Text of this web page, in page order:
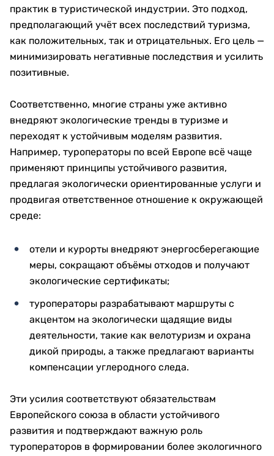
практик в туристической индустрии. Это подход,
предполагающий учёт всех последствий туризма,
как положительных, так и отрицательных. Его цель —
минимизировать негативные последствия и усилить
позитивные.
Соответственно, многие страны уже активно
внедряют экологические тренды в туризме и
переходят к устойчивым моделям развития.
Например, туроператоры по всей Европе всё чаще
применяют принципы устойчивого развития,
предлагая экологически ориентированные услуги и
продвигая ответственное отношение к окружающей
среде:
отели и курорты внедряют энергосберегающие
меры, сокращают объёмы отходов и получают
экологические сертификаты;
туроператоры разрабатывают маршруты с
акцентом на экологически щадящие виды
деятельности, такие как велотуризм и охрана
дикой природы, а также предлагают варианты
компенсации углеродного следа.
Эти усилия соответствуют обязательствам
Европейского союза в области устойчивого
развития и подтверждают важную роль
туроператоров в формировании более экологичного